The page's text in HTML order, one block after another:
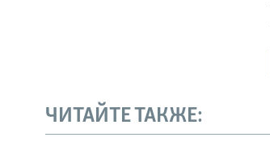
ЧИТАЙТЕ ТАКЖЕ: